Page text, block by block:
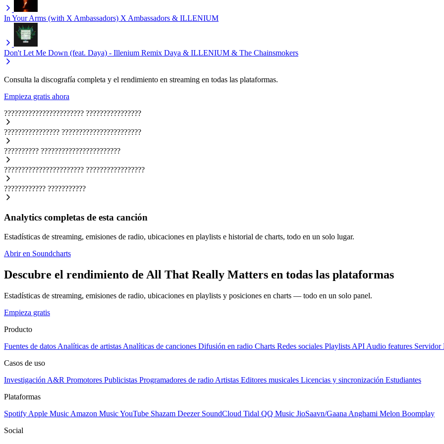
In Your Arms (with X Ambassadors) X Ambassadors & ILLENIUM
Don't Let Me Down (feat. Daya) - Illenium Remix Daya & ILLENIUM & The Chainsmokers
Consulta la discografía completa y el rendimiento en streaming en todas las plataformas.
Empieza gratis ahora
??????????????????????? ????????????????
???????????????? ???????????????????????
?????????? ???????????????????????
??????????????????????? ?????????????????
???????????? ???????????
Analytics completas de esta canción
Estadísticas de streaming, emisiones de radio, ubicaciones en playlists e historial de charts, todo en un solo lugar.
Abrir en Soundcharts
Descubre el rendimiento de All That Really Matters en todas las plataformas
Estadísticas de streaming, emisiones de radio, ubicaciones en playlists y posiciones en charts — todo en un solo panel.
Empieza gratis
Producto
Fuentes de datos Analíticas de artistas Analíticas de canciones Difusión en radio Charts Redes sociales Playlists API Audio features Servidor
Casos de uso
Investigación A&R Promotores Publicistas Programadores de radio Artistas Editores musicales Licencias y sincronización Estudiantes
Plataformas
Spotify Apple Music Amazon MusicYouTube Shazam Deezer SoundCloud Tidal QQ Music JioSaavn/Gaana Anghami Melon Boomplay
Social